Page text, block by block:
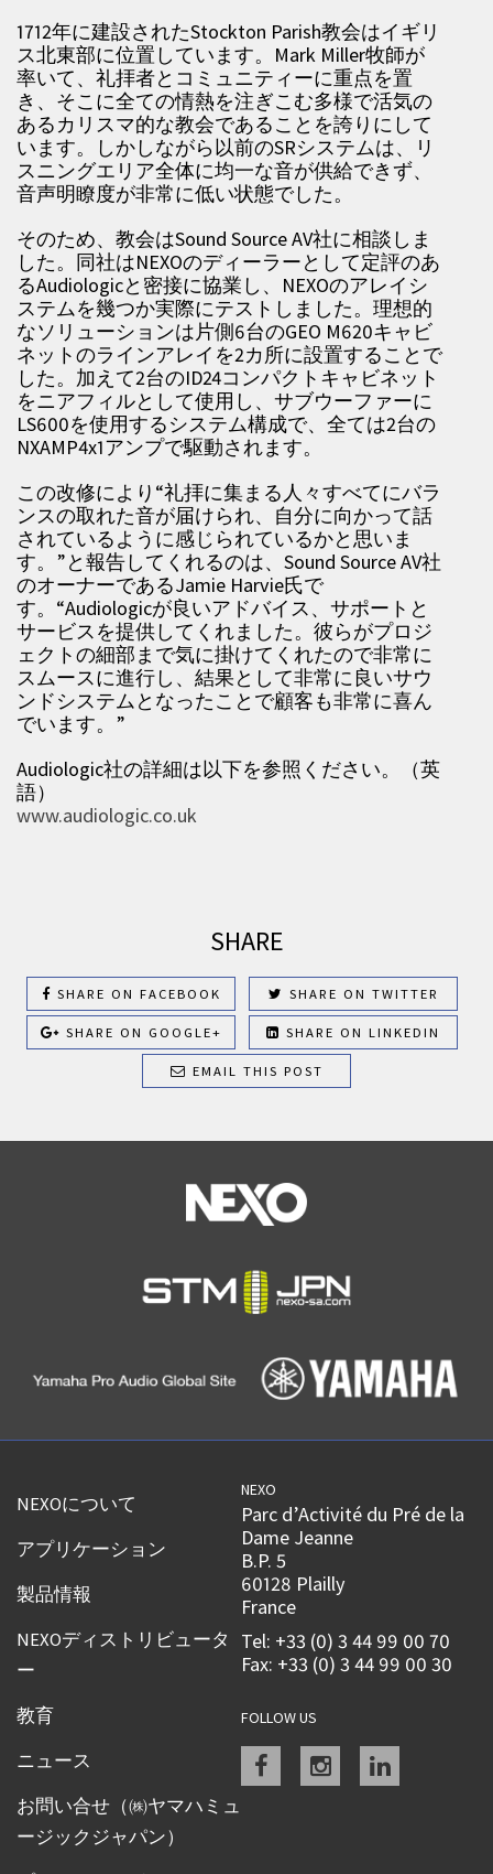
1712年に建設されたStockton Parish教会はイギリ
ス北東部に位置しています。Mark Miller牧師が
率いて、礼拝者とコミュニティーに重点を置
き、そこに全ての情熱を注ぎこむ多様で活気の
あるカリスマ的な教会であることを誇りにして
います。しかしながら以前のSRシステムは、リ
スニングエリア全体に均一な音が供給できず、
音声明瞭度が非常に低い状態でした。
そのため、教会はSound Source AV社に相談しま
した。同社はNEXOのディーラーとして定評のあ
るAudiologicと密接に協業し、NEXOのアレイシ
ステムを幾つか実際にテストしました。理想的
なソリューションは片側6台のGEO M620キャビ
ネットのラインアレイを2カ所に設置することで
した。加えて2台のID24コンパクトキャビネット
をニアフィルとして使用し、サブウーファーに
LS600を使用するシステム構成で、全ては2台の
NXAMP4x1アンプで駆動されます。
この改修により“礼拝に集まる人々すべてにバラ
ンスの取れた音が届けられ、自分に向かって話
されているように感じられているかと思いま
す。”と報告してくれるのは、Sound Source AV社
のオーナーであるJamie Harvie氏で
す。“Audiologicが良いアドバイス、サポートと
サービスを提供してくれました。彼らがプロジ
ェクトの細部まで気に掛けてくれたので非常に
スムースに進行し、結果として非常に良いサウ
ンドシステムとなったことで顧客も非常に喜ん
でいます。”
Audiologic社の詳細は以下を参照ください。（英
語）
www.audiologic.co.uk
SHARE
SHARE ON FACEBOOK SHARE ON TWITTER
SHARE ON GOOGLE+ SHARE ON LINKEDIN
EMAIL THIS POST
NEXOについて
アプリケーション
製品情報
NEXOディストリビュータ
ー
教育
ニュース
お問い合せ（㈱ヤマハミュ
ージックジャパン）
NEXO
Parc d’Activité du Pré de la
Dame Jeanne
B.P. 5
60128 Plailly
France
Tel: +33 (0) 3 44 99 00 70
Fax: +33 (0) 3 44 99 00 30
FOLLOW US
Facebookinstagramlinkedin